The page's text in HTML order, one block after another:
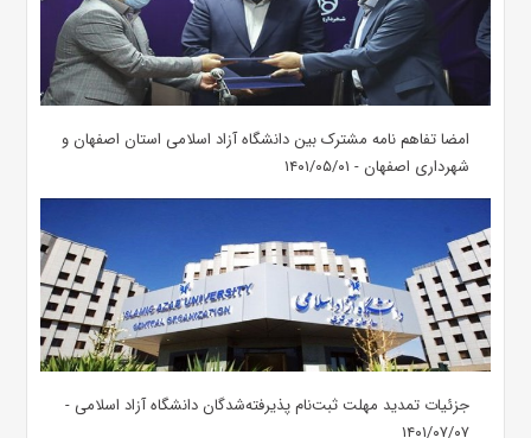
امضا تفاهم نامه مشترک بین دانشگاه آزاد اسلامی استان اصفهان و
شهرداری اصفهان - ۱۴۰۱/۰۵/۰۱
جزئیات تمدید مهلت ثبت‌نام پذیرفته‌شدگان دانشگاه آزاد اسلامی -
۱۴۰۱/۰۷/۰۷